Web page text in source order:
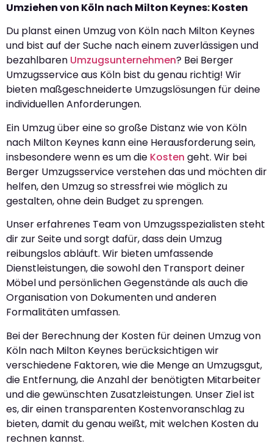
Umziehen von Köln nach Milton Keynes: Kosten
Du planst einen Umzug von Köln nach Milton Keynes
und bist auf der Suche nach einem zuverlässigen und
bezahlbaren Umzugsunternehmen? Bei Berger
Umzugsservice aus Köln bist du genau richtig! Wir
bieten maßgeschneiderte Umzugslösungen für deine
individuellen Anforderungen.
Ein Umzug über eine so große Distanz wie von Köln
nach Milton Keynes kann eine Herausforderung sein,
insbesondere wenn es um die Kosten geht. Wir bei
Berger Umzugsservice verstehen das und möchten dir
helfen, den Umzug so stressfrei wie möglich zu
gestalten, ohne dein Budget zu sprengen.
Unser erfahrenes Team von Umzugsspezialisten steht
dir zur Seite und sorgt dafür, dass dein Umzug
reibungslos abläuft. Wir bieten umfassende
Dienstleistungen, die sowohl den Transport deiner
Möbel und persönlichen Gegenstände als auch die
Organisation von Dokumenten und anderen
Formalitäten umfassen.
Bei der Berechnung der Kosten für deinen Umzug von
Köln nach Milton Keynes berücksichtigen wir
verschiedene Faktoren, wie die Menge an Umzugsgut,
die Entfernung, die Anzahl der benötigten Mitarbeiter
und die gewünschten Zusatzleistungen. Unser Ziel ist
es, dir einen transparenten Kostenvoranschlag zu
bieten, damit du genau weißt, mit welchen Kosten du
rechnen kannst.